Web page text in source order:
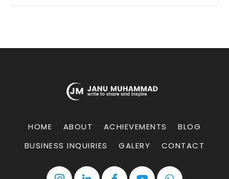
HOME ABOUT ACHIEVEMENTS
BLOG
BUSINESS INQUIRIES
GALERY CONTACT